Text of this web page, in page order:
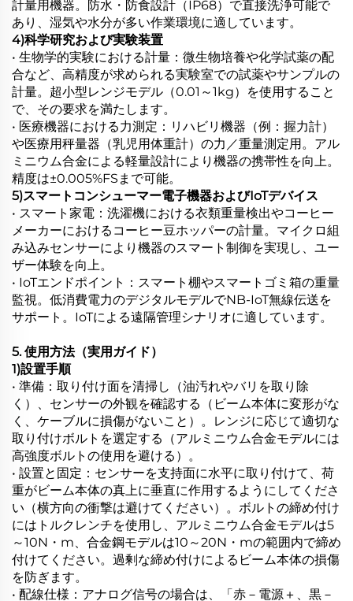
計量用機器。防水・防食設計（IP68）で直接洗浄可能で
あり、湿気や水分が多い作業環境に適しています。
4)科学研究および実験装置
• 生物学的実験における計量：微生物培養や化学試薬の配
合など、高精度が求められる実験室での試薬やサンプルの
計量。超小型レンジモデル（0.01～1kg）を使用すること
で、その要求を満たします。
• 医療機器における力測定：リハビリ機器（例：握力計）
や医療用秤量器（乳児用体重計）の力／重量測定用。アル
ミニウム合金による軽量設計により機器の携帯性を向上。
精度は±0.005%FSまで可能。
5)スマートコンシューマー電子機器およびIoTデバイス
• スマート家電：洗濯機における衣類重量検出やコーヒー
メーカーにおけるコーヒー豆ホッパーの計量。マイクロ組
み込みセンサーにより機器のスマート制御を実現し、ユー
ザー体験を向上。
• IoTエンドポイント：スマート棚やスマートゴミ箱の重量
監視。低消費電力のデジタルモデルでNB-IoT無線伝送を
サポート。IoTによる遠隔管理シナリオに適しています。
5. 使用方法（実用ガイド）
1)設置手順
• 準備：取り付け面を清掃し（油汚れやバリを取り除
く）、センサーの外観を確認する（ビーム本体に変形がな
く、ケーブルに損傷がないこと）。レンジに応じて適切な
取り付けボルトを選定する（アルミニウム合金モデルには
高強度ボルトの使用を避ける）。
• 設置と固定：センサーを支持面に水平に取り付けて、荷
重がビーム本体の真上に垂直に作用するようにしてくださ
い（横方向の衝撃は避けてください）。ボルトの締め付け
にはトルクレンチを使用し、アルミニウム合金モデルは5
～10N・m、合金鋼モデルは10～20N・mの範囲内で締め
付けてください。過剰な締め付けによるビーム本体の損傷
を防ぎます。
• 配線仕様：アナログ信号の場合は、「赤－電源＋、黒－